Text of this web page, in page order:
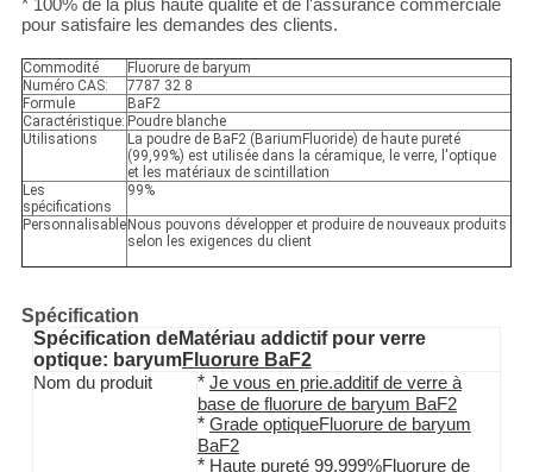
* 100% de la plus haute qualité et de l'assurance commerciale
pour satisfaire les demandes des clients.
Commodité
Fluorure de baryum
Numéro CAS:
7787 32 8
Formule
BaF2
Caractéristique: Poudre blanche
Utilisations
La poudre de BaF2 (BariumFluoride) de haute pureté
(99,99%) est utilisée dans la céramique, le verre, l'optique
et les matériaux de scintillation
Les
spécifications
99%
Personnalisable Nous pouvons développer et produire de nouveaux produits
selon les exigences du client
Spécification
Spécification deMatériau addictif pour verre
optique: baryumFluorure BaF2
Nom du produit * Je vous en prie.additif de verre à
base de fluorure de baryum BaF2
* Grade optiqueFluorure de baryum
BaF2
* Haute pureté 99,999%Fluorure de